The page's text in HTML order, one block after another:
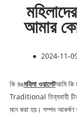
আমার
● 2024-11-
কি রঙমহিলা ওয়ালেটআমি কি
Traditional তিহ্যবাহী
মনে করা হয়। সম্পদ আকর্ষণ